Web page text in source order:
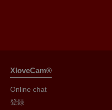
ライブショー(またはライブセッ
ックスウェブカメラ、ライブセッ
ご存知のように、「ライブ」とい
XloveCam®
Online chat
登録